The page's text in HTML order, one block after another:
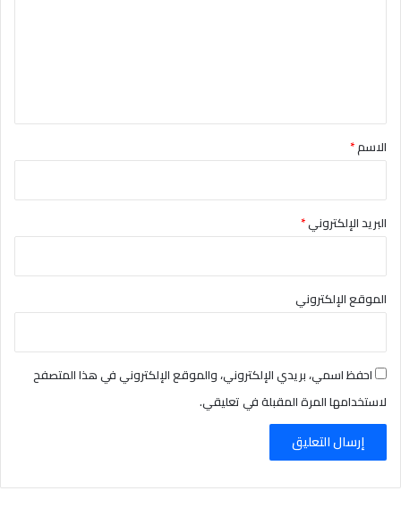
*الاسم*
البريد الإلكتروني*
الموقع الإلكتروني
احفظ اسمي، بريدي الإلكتروني، والموقع الإلكتروني في هذا المتصفح
لاستخدامها المرة المقبلة في تعليقي.